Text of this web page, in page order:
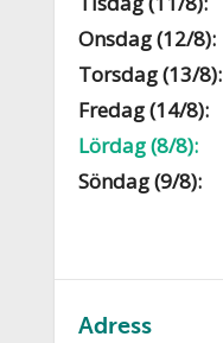
Onsdag (12/8):
Torsdag (13/8):
Fredag (14/8):
Lördag (8/8):
Söndag (9/8):
Adress